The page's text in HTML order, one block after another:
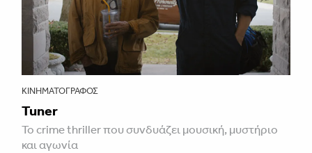
ΚΙΝΗΜΑΤΟΓΡΆΦΟΣ
Tuner
Το crime thriller που συνδυάζει μουσική, μυστήριο
και αγωνία